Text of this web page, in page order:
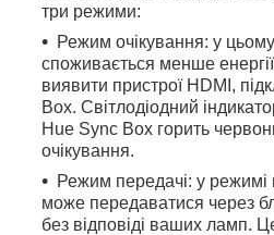
три режими:
Режим очікування: у
споживається менше
виявити пристрої HDMI,
Box. Світлодіодний
Hue Sync Box горить
очікування.
Режим передачі: у режимі
може передаватися через
без відповіді ваших ламп.